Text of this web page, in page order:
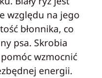
względu na jego
błonnika, co
psa. Skrobia
wzmocnić
energii.